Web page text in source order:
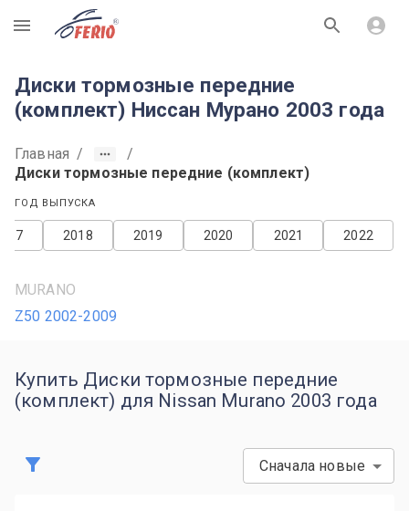
R
Диски тормозные передние
(комплект) Ниссан Мурано 2003 года
Главная /
/
Диски тормозные передние (комплект)
ГОД ВЫПУСКА
2022
2021
2020
2019
2018
MURANO
Z50 2002-2009
Купить Диски тормозные передние
(комплект) для Nissan Murano 2003 года
Сначала новые